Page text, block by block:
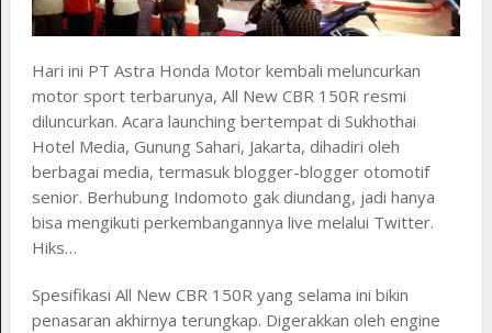
Hari ini PT Astra Honda Motor kembali meluncurkan
motor sport terbarunya, All New CBR 150R resmi
diluncurkan. Acara launching bertempat di Sukhothai
Hotel Media, Gunung Sahari, Jakarta, dihadiri oleh
berbagai media, termasuk blogger-blogger otomotif
senior. Berhubung Indomoto gak diundang, jadi hanya
bisa mengikuti perkembangannya live melalui Twitter.
Hiks…
Spesifikasi All New CBR 150R yang selama ini bikin
penasaran akhirnya terungkap. Digerakkan oleh engine